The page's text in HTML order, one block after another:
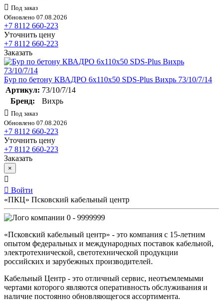
Под заказ
Обновлено 07.08.2026
+7 8112 660-223
Уточнить цену
+7 8112 660-223
Заказать
Бур по бетону КВАДРО 6х110х50 SDS-Plus Вихрь 73/10/7/14
Артикул: 73/10/7/14
Бренд:
Вихрь
Под заказ
Обновлено 07.08.2026
+7 8112 660-223
Уточнить цену
+7 8112 660-223
Заказать
×
Войти
«ПКЦ» Псковский кабельный центр
0 - 9999999
«Псковский кабельный центр» - это компания с 15-летним
опытом федеральных и международных поставок кабельной,
электротехнической, светотехнической продукции
российских и зарубежных производителей.
Кабельный Центр - это отличный сервис, неотъемлемыми
чертами которого являются оперативность обслуживания и
наличие постоянно обновляющегося ассортимента.